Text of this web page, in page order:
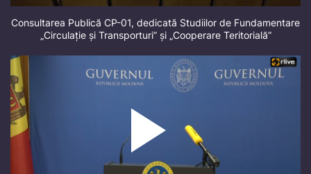
Consultarea Publică CP-01, dedicată Studiilor de Fundamentare
„Circulație și Transporturi” și „Cooperare Teritorială”